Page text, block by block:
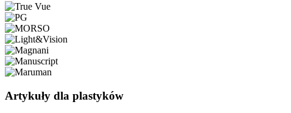
Artykuły dla plastyków